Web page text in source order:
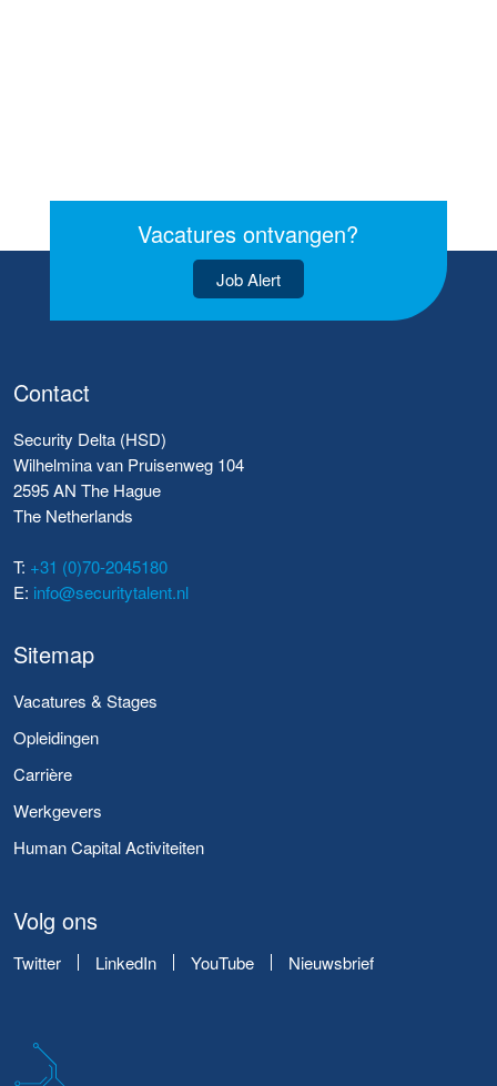
Vacatures ontvangen?
Job Alert
Contact
Security Delta (HSD)
Wilhelmina van Pruisenweg 104
2595 AN The Hague
The Netherlands
T: +31 (0)70-2045180
E: info@securitytalent.nl
Sitemap
Vacatures & Stages
Opleidingen
Carrière
Werkgevers
Human Capital Activiteiten
Volg ons
Twitter LinkedIn YouTube Nieuwsbrief